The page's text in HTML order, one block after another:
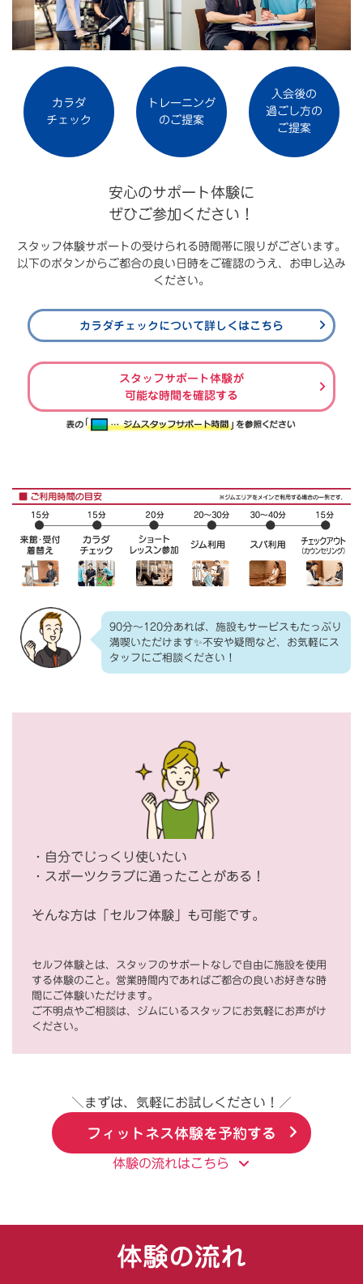
カラダ
チェック
トレーニング
のご提案
入会後の
過ごし方の
ご提案
安心のサポート体験に
ぜひご参加ください！
スタッフ体験サポートの受けられる時間帯に限りがございます。
以下のボタンからご都合の良い日時をご確認のうえ、お申し込み
ください。
カラダチェックについて詳しくはこちら
スタッフサポート体験が
可能な時間を確認する
90分～120分あれば、施設もサービスもたっぷり
満喫いただけます✨不安や疑問など、お気軽にス
タッフにご相談ください！
・自分でじっくり使いたい
・スポーツクラブに通ったことがある！
そんな方は「セルフ体験」も可能です。
セルフ体験とは、スタッフのサポートなしで自由に施設を使用
する体験のこと。営業時間内であればご都合の良いお好きな時
間にご体験いただけます。
ご不明点やご相談は、ジムにいるスタッフにお気軽にお声がけ
ください。
＼まずは、気軽にお試しください！／
フィットネス体験を予約する
体験の流れはこちら
体験の流れ